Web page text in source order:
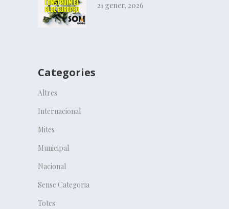
21 gener, 2026
Categories
Altres
Internacional
Mites
Municipal
Nacional
Sense Categoria
Totes